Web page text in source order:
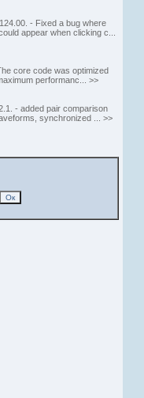
- Fixed a bug where
appear when clicking c...
core code was optimized
performanc... >>
- added pair comparison
synchronized ... >>